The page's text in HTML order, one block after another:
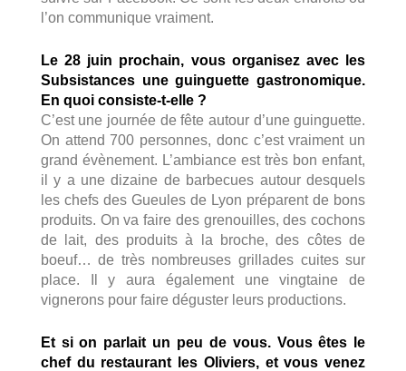
l’on communique vraiment.
Le 28 juin prochain, vous organisez avec les
Subsistances une guinguette gastronomique.
En quoi consiste-t-elle ?
C’est une journée de fête autour d’une guinguette.
On attend 700 personnes, donc c’est vraiment un
grand évènement. L’ambiance est très bon enfant,
il y a une dizaine de barbecues autour desquels
les chefs des Gueules de Lyon préparent de bons
produits. On va faire des grenouilles, des cochons
de lait, des produits à la broche, des côtes de
boeuf… de très nombreuses grillades cuites sur
place. Il y aura également une vingtaine de
vignerons pour faire déguster leurs productions.
Et si on parlait un peu de vous. Vous êtes le
chef du restaurant les Oliviers, et vous venez